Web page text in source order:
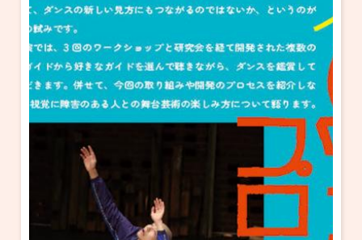
・ レストラン/カフェ
・ 交通案内
・ よくある質問
KAATについて
・ ミッション
・ 芸術監督
・ 施設概要
・ フロアマップ
・ レストラン/カフェ
KAAT 神奈川芸術劇場
SNS